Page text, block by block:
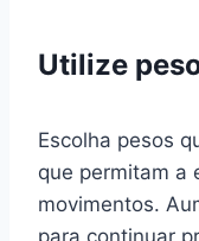
Utilize
Escolha pesos
que permitam a
movimentos.
para continuar